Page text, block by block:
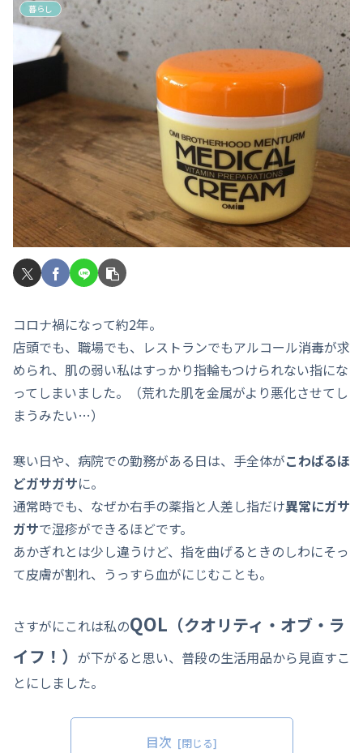
暮らし
コロナ禍になって約2年。
店頭でも、職場でも、レストランでもアルコール消毒が求
められ、肌の弱い私はすっかり指輪もつけられない指にな
ってしまいました。（荒れた肌を金属がより悪化させてし
まうみたい…）
寒い日や、病院での勤務がある日は、手全体がこわばるほ
どガサガサに。
通常時でも、なぜか右手の薬指と人差し指だけ異常にガサ
ガサで湿疹ができるほどです。
あかぎれとは少し違うけど、指を曲げるときのしわにそっ
て皮膚が割れ、うっすら血がにじむことも。
さすがにこれは私のQOL （クオリティ・オブ・ラ
イフ！） が下がると思い、普段の生活用品から見直すこ
とにしました。
目次